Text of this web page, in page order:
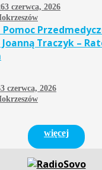
3 czerwca, 2026
Pomoc
Joanną Traczyk –
3 czerwca, 2026
więcej